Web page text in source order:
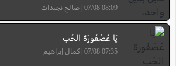
08:09 07/08 | صالح نجيدات
يَا عُصْفُورَةَ الحُب
07:35 07/08 | كمال إبراهيم